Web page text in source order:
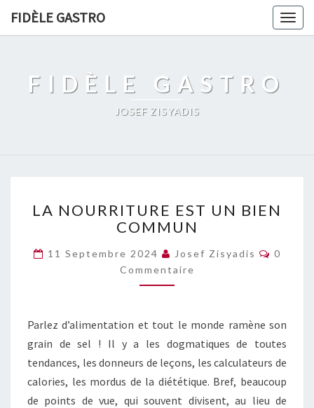
FIDÈLE GASTRO
FIDÈLE GASTRO
JOSEF ZISYADIS
NOURRITURE
EST
BIEN
COMMUN
LA NOURRITURE EST UN BIEN
COMMUN
11 Septembre 2024 Josef Zisyadis
0
Commentaire
Parlez d’alimentation et tout le monde ramène son
grain de sel ! Il y a les dogmatiques de toutes
tendances, les donneurs de leçons, les calculateurs de
calories, les mordus de la diététique. Bref, beaucoup
de points de vue, qui souvent divisent, au lieu de